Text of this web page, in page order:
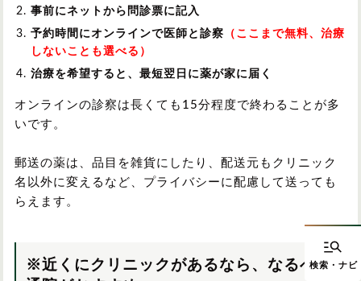
事前にネットから問診票に記入
予約時間にオンラインで医師と診察 （ここまで無料、治療
しないことも選べる）
治療を希望すると、最短翌日に薬が家に届く
オンラインの診察は長くても15分程度で終わることが多
いです。
郵送の薬は、品目を雑貨にしたり、配送元もクリニック
名以外に変えるなど、プライバシーに配慮して送っても
らえます。
※近くにクリニックがあるなら、なるべく